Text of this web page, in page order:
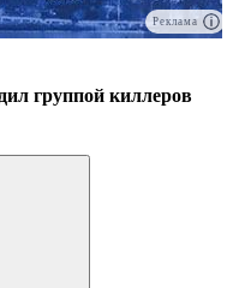
Реклама
группой киллеров